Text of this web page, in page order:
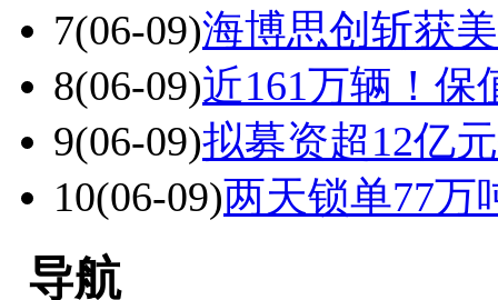
7(06-09)海博思创斩获
8(06-09)近161万辆！保
9(06-09)拟募资超12亿
10(06-09)两天锁单77万
导航